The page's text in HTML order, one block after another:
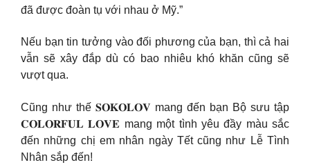
đã được đoàn tụ với nhau ở Mỹ.”
Nếu bạn tin tưởng vào đối phương của bạn, thì cả hai
vẫn sẽ xây đắp dù có bao nhiêu khó khăn cũng sẽ
vượt qua.
Cũng như thế 𝐒𝐎𝐊𝐎𝐋𝐎𝐕 mang đến bạn Bộ sưu tập
𝐂𝐎𝐋𝐎𝐑𝐅𝐔𝐋 𝐋𝐎𝐕𝐄 mang một tình yêu đầy màu sắc
đến những chị em nhân ngày Tết cũng như Lễ Tình
Nhân sắp đến!